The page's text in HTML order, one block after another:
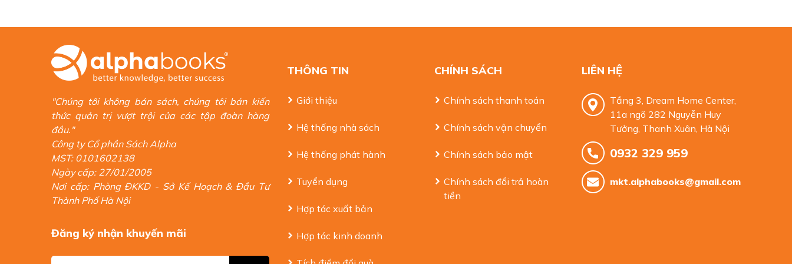
"Chúng tôi không bán sách, chúng tôi bán kiến
thức quản trị vượt trội của các tập đoàn hàng
đầu."
Công ty Cổ phần Sách Alpha
MST: 0101602138
Ngày cấp: 27/01/2005
Nơi cấp: Phòng ĐKKD - Sở Kế Hoạch & Đầu Tư
Thành Phố Hà Nội
Đăng ký nhận khuyến mãi
THÔNG TIN
Giới thiệu
Hệ thống nhà sách
Hệ thống phát hành
Tuyển dụng
Hợp tác xuất bản
Hợp tác kinh doanh
CHÍNH SÁCH
Chính sách thanh toán
Chính sách vận chuyển
Chính sách bảo mật
Chính sách đổi trả hoàn
tiền
LIÊN HỆ
Tầng 3, Dream Home Center,
11a ngõ 282 Nguyễn Huy
Tưởng, Thanh Xuân, Hà Nội
0932 329 959
mkt.alphabooks@gmail.com